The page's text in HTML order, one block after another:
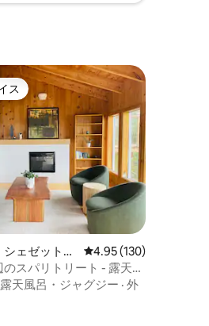
星の平均評価
チョイスです。
ス
ェゼットコ
レビュー130件、5つ
4.95 (130)
スパリトリート - 露天風
露天風呂・ジャグジー · 外